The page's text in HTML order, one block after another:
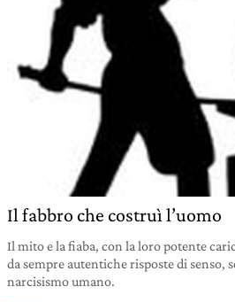
Il fabbro che costruì l’uomo
Il mito e la fiaba, con la loro potente
da sempre autentiche risposte di senso,
narcisismo umano.